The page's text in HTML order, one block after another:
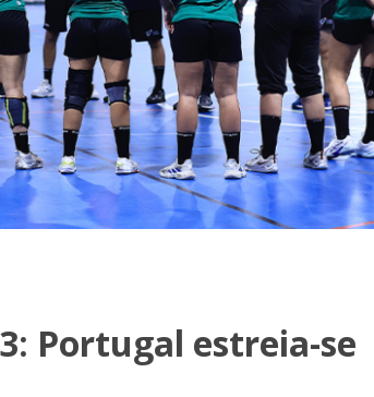
Portugal estreia-se